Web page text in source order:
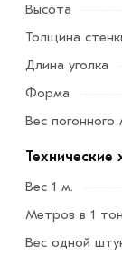
применение во
в машино- и
металлических
При
весь
Высота
Толщина
Длина уголка
Форма
Вес погонного
Технические
Вес 1 м.
Метров в 1
Вес одной